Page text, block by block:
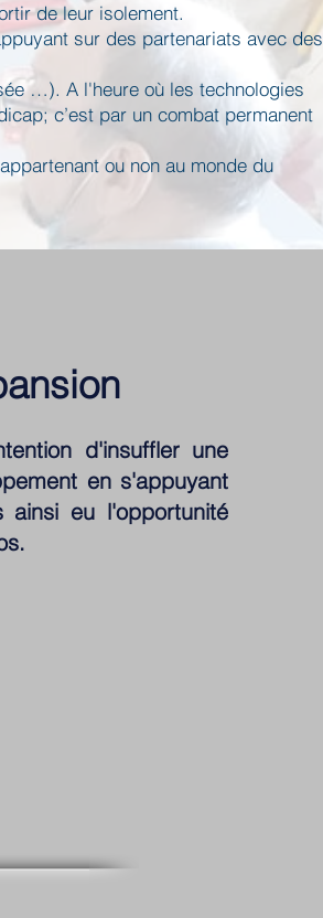
de leur isolement.
sur des partenariats avec des
…). A l'heure où les technologies
c’est par un combat permanent
ou non au monde du
d'insuffler une
en s'appuyant
ainsi eu l'opportunité